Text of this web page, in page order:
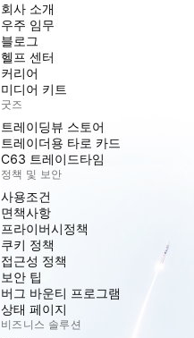
회사 소개
우주 임무
블로그
헬프 센터
커리어
미디어 키트
굿즈
트레이딩뷰 스토어
트레이더용 타로 카드
C63 트레이드타임
정책 및 보안
사용조건
면책사항
프라이버시정책
쿠키 정책
접근성 정책
보안 팁
버그 바운티 프로그램
상태 페이지
비즈니스 솔루션